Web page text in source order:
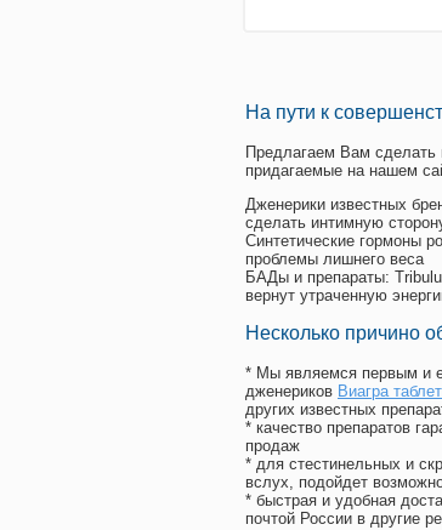
На пути к
Предлагаем Вам сделать
придагаемые на нашем
Дженерики известных
сделать интимную
Синтетические гормоны
проблемы лишнего веса
БАДы и препараты:
вернут утраченную
Несколько причино
* Мы являемся первым и
дженериков Виагра
других известных
* качество препаратов
продаж
* для стестинельных и
вслух, подойдет
* быстрая и удобная
почтой России в другие